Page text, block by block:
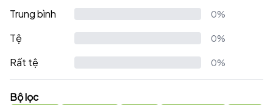
Trung bình 0%
Tệ 0%
Rất tệ 0%
Bộ lọc